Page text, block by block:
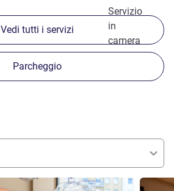
Servizio
in
camera
Vedi tutti i servizi
Parcheggio